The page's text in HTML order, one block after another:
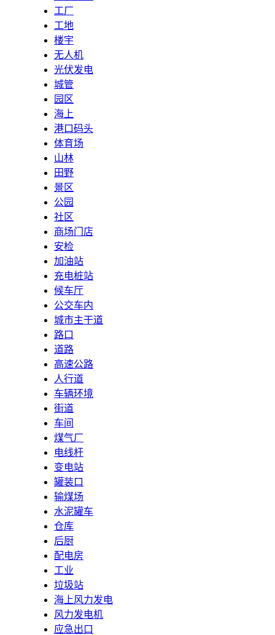
工厂
工地
楼宇
无人机
光伏发电
城管
园区
海上
港口码头
体育场
山林
田野
景区
公园
社区
商场门店
安检
加油站
充电桩站
候车厅
公交车内
城市主干道
路口
道路
高速公路
人行道
车辆环境
街道
车间
煤气厂
电线杆
变电站
罐装口
输煤场
水泥罐车
仓库
后厨
配电房
工业
垃圾站
海上风力发电
风力发电机
应急出口